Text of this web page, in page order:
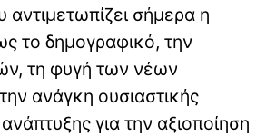
αντιμετωπίζει σήμερα η
το δημογραφικό, την
τη φυγή των νέων
ανάγκη ουσιαστικής
για την αξιοποίηση